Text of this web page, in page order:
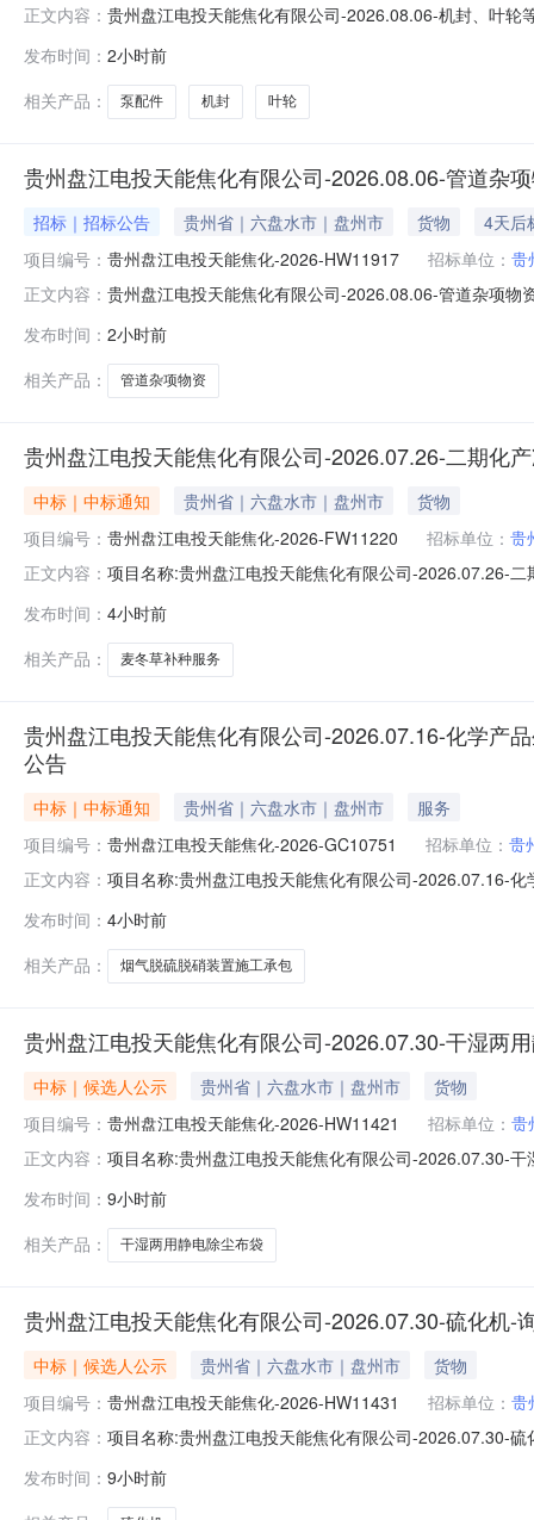
正文内容： 贵州盘江电投天能焦化有限公司-2026.08.06-机封、叶
采购标段包/编号:贵州盘江电投天能焦化-2026-
发布时间： 2小时前
相关产品：
泵配件 机封 叶轮
贵州盘江电投天能焦化有限公司-2026.08.06-管道杂
招标｜招标公告 贵州省｜六盘水市｜盘州市 货物
4天后
项目编号： 贵州盘江电投天能焦化-2026-HW11917 招标单位： 贵
正文内容： 贵州盘江电投天能焦化有限公司-2026.08.06-管道杂项
电投天能焦化-2026-HW11917-2026-HW11917-0001报
发布时间： 2小时前
相关产品：
管道杂项物资
贵州盘江电投天能焦化有限公司-2026.07.26-二期化
中标｜中标通知 贵州省｜六盘水市｜盘州市
货物
项目编号： 贵州盘江电投天能焦化-2026-FW11220 招标单位： 贵
正文内容： 项目名称:贵州盘江电投天能焦化有限公司-2026.07.26-
询比采购公告PDF：成交结果公告.pdf中标结果信息中标
发布时间： 4小时前
相关产品：
麦冬草补种服务
贵州盘江电投天能焦化有限公司-2026.07.16-化学产
公告
中标｜中标通知 贵州省｜六盘水市｜盘州市
服务
项目编号： 贵州盘江电投天能焦化-2026-GC10751 招标单位： 贵
正文内容： 项目名称:贵州盘江电投天能焦化有限公司-2026.07.16-
管式炉新增烟气脱硫脱硝装置施工承包）-询比采购公告
发布时间： 4小时前
相关产品：
烟气脱硫脱硝装置施工承包
贵州盘江电投天能焦化有限公司-2026.07.30-干湿两
中标｜候选人公示 贵州省｜六盘水市｜盘州市
货物
项目编号： 贵州盘江电投天能焦化-2026-HW11421 招标单位： 贵
正文内容： 项目名称:贵州盘江电投天能焦化有限公司-2026.07.30-
选人名称:抚顺恒跃工业用布有限公司第2中标候选人中
发布时间： 9小时前
相关产品：
干湿两用静电除尘布袋
贵州盘江电投天能焦化有限公司-2026.07.30-硫化机-
中标｜候选人公示 贵州省｜六盘水市｜盘州市
货物
项目编号： 贵州盘江电投天能焦化-2026-HW11431 招标单位： 贵
正文内容： 项目名称:贵州盘江电投天能焦化有限公司-2026.07.30-
中标候选人名称:无锡震禾机械电器有限公司第3中标候
发布时间： 9小时前